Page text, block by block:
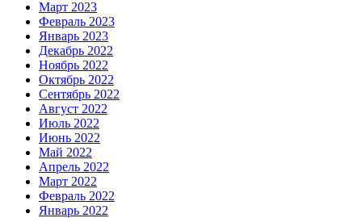
Март 2023
Февраль 2023
Январь 2023
Декабрь 2022
Ноябрь 2022
Октябрь 2022
Сентябрь 2022
Август 2022
Июль 2022
Июнь 2022
Май 2022
Апрель 2022
Март 2022
Февраль 2022
Январь 2022